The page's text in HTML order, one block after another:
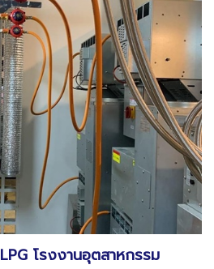
LPG โรงงานอุตสาหกรรม